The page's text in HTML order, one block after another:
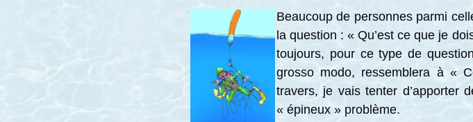
Beaucoup de personnes parmi
la question : « Qu’est ce que je
toujours, pour ce type de
grosso modo, ressemblera à «
travers, je vais tenter d’apporter
« épineux » problème.